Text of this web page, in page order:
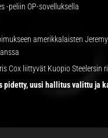
-peliin OP-sovelluksella
amerikkalaisten
Cox liittyvät Kuopio Steelersin
pidetty, uusi hallitus valittu ja